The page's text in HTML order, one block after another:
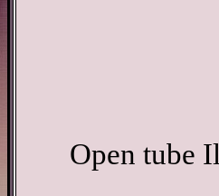
Open tube